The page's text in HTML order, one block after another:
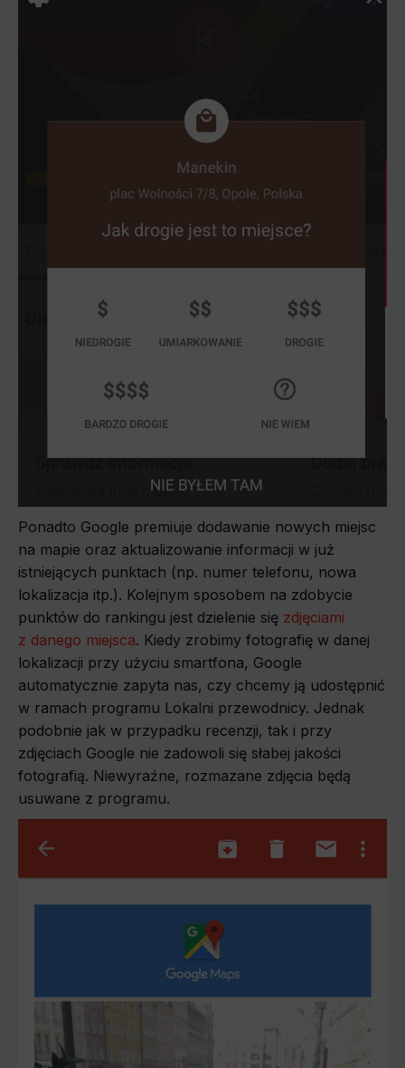
Ponadto Google premiuje dodawanie nowych miejsc
na mapie oraz aktualizowanie informacji w już
istniejących punktach (np. numer telefonu, nowa
lokalizacja itp.). Kolejnym sposobem na zdobycie
punktów do rankingu jest dzielenie się zdjęciami
z danego miejsca. Kiedy zrobimy fotografię w danej
lokalizacji przy użyciu smartfona, Google
automatycznie zapyta nas, czy chcemy ją udostępnić
w ramach programu Lokalni przewodnicy. Jednak
podobnie jak w przypadku recenzji, tak i przy
zdjęciach Google nie zadowoli się słabej jakości
fotografią. Niewyraźne, rozmazane zdjęcia będą
usuwane z programu.